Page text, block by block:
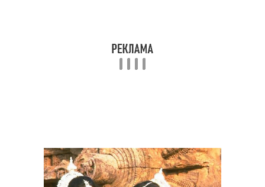
Национальная одежда Одежды для женщин